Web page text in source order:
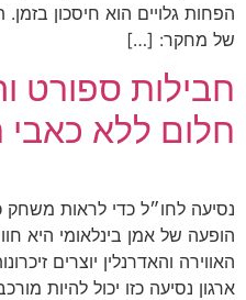
הפחות גלויים הוא חיסכון
של מחקר: […]
חבילות ספורט
חלום ללא
נסיעה לחו״ל כדי לראות משחק
הופעה של אמן בינלאומי היא
האווירה והאדרנלין יוצרים
ארגון נסיעה כזו יכול להיות